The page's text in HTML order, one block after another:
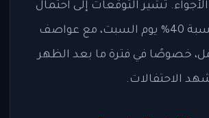
تشير التوقعات إلى احتمال
هطول أمطار بنسبة 40% يوم السبت، مع عواصف
خصوصًا في فترة ما بعد الظهر
الاحتفالات.